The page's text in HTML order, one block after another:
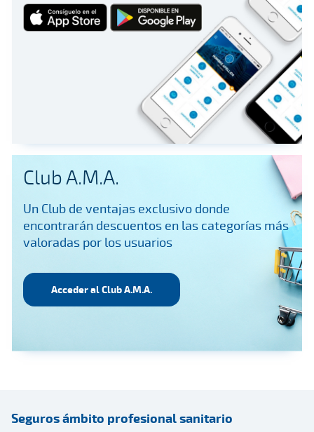
Club A.M.A.
Un Club de ventajas exclusivo donde
encontrarán descuentos en las categorías más
valoradas por los usuarios
Acceder al Club A.M.A.
Seguros ámbito profesional sanitario